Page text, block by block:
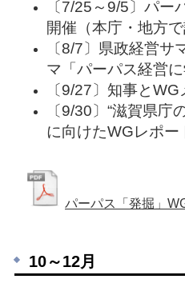
〔7/25～9/5〕パー
開催（本庁・地方で
〔8/7〕県政経営サ
マ「パーパス経営
〔9/27〕知事と
〔9/30〕“滋賀県庁
に向けたWGレポー
パーパス「発掘」
10～12月